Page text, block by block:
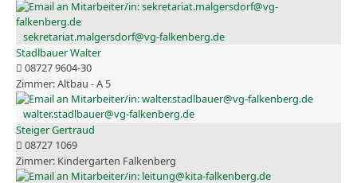
sekretariat.malgersdorf@vg-falkenberg.de
Stadlbauer Walter
08727 9604-30
Altbau - A 5
walter.stadlbauer@vg-falkenberg.de
Steiger Gertraud
08727 1069
Kindergarten Falkenberg